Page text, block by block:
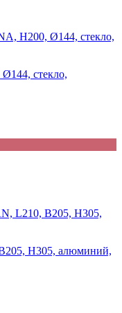
стекло,
H305, алюминий,